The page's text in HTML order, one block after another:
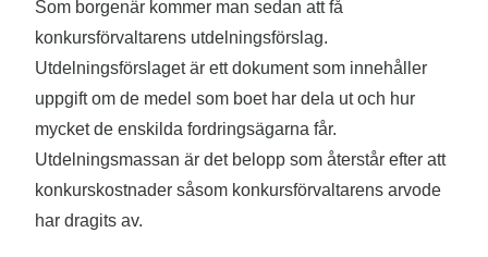
Som borgenär kommer man sedan att få
konkursförvaltarens utdelningsförslag.
Utdelningsförslaget är ett dokument som innehåller
uppgift om de medel som boet har dela ut och hur
mycket de enskilda fordringsägarna får.
Utdelningsmassan är det belopp som återstår efter att
konkurskostnader såsom konkursförvaltarens arvode
har dragits av.